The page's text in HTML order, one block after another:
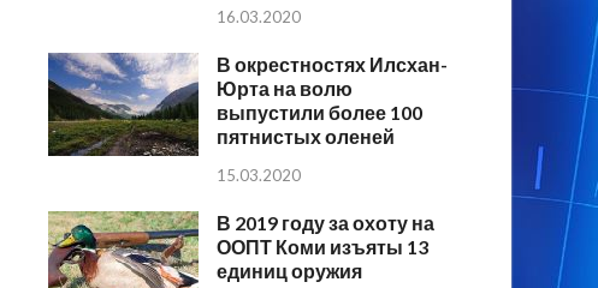
16.03.2020
В окрестностях Илсхан-
Юрта на волю
выпустили более 100
пятнистых оленей
15.03.2020
В 2019 году за охоту на
ООПТ Коми изъяты 13
единиц оружия